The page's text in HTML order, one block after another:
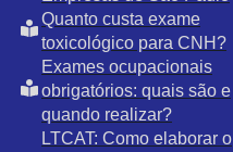
Quanto custa exame
toxicológico para CNH?
Exames ocupacionais
obrigatórios: quais são e
quando realizar?
LTCAT: Como elaborar o